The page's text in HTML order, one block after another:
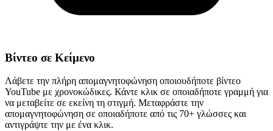
Βίντεο σε Κείμενο
Λάβετε την πλήρη απομαγνητοφώνηση οποιουδήποτε βίντεο
YouTube με χρονοκώδικες. Κάντε κλικ σε οποιαδήποτε γραμμή για
να μεταβείτε σε εκείνη τη στιγμή. Μεταφράστε την
απομαγνητοφώνηση σε οποιαδήποτε από τις 70+ γλώσσες και
αντιγράψτε την με ένα κλικ.